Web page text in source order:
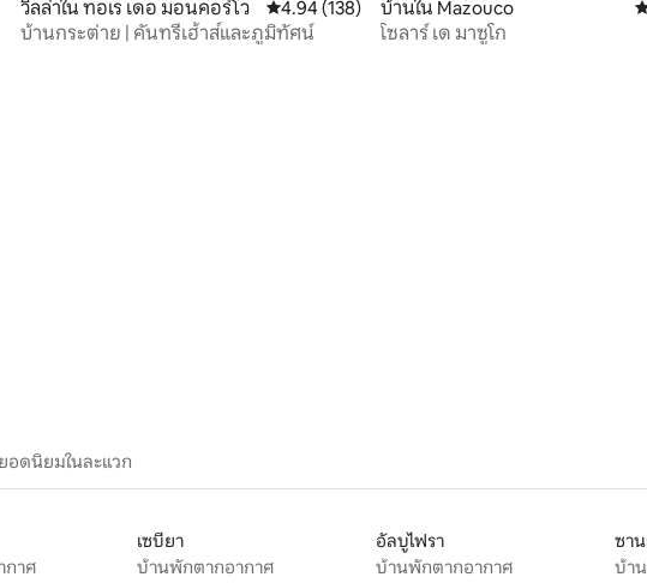
วิลล่าใน ทอเร เดอ มอนคอร์โว คะแนนเฉลี่ย 4.94 จาก 5, 138 รีวิว
4.94 (138)
บ้านกระต่าย | คันทรีเฮ้าส์และภูมิทัศน์
บ้านใน Mazouco
โซลาร์ เด มาซูโก
อดนิยมในละแวก
กาศ
เซบียา
บ้านพักตากอากาศ
อัลบูไฟรา
บ้านพักตากอากาศ
ซา
บ้า